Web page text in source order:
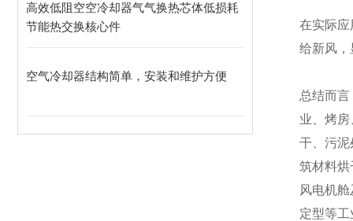
高效低阻空空冷却器气气换热芯体低损耗
节能热交换核心件
空气冷却器结构简单，安装和维护方便
在实际应
给新风，
总结而
业、烤
干、污泥
筑材料
风电机
定型等